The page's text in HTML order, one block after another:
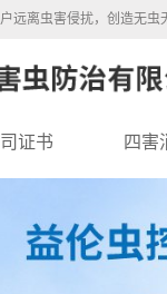
远离虫害侵扰，创造无虫
证书 四害